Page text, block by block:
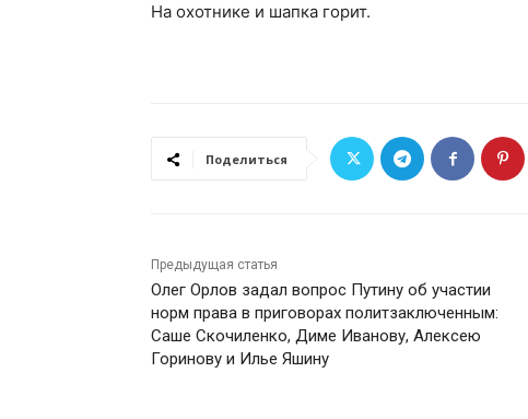
На охотнике и шапка горит.
Поделиться
Предыдущая статья
Олег Орлов задал вопрос Путину об участии
норм права в приговорах политзаключенным:
Саше Скочиленко, Диме Иванову, Алексею
Горинову и Илье Яшину